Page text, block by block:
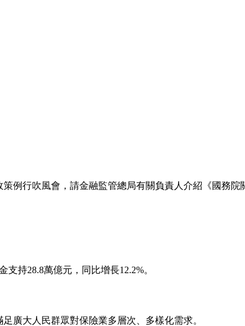
例行吹風會，請金融監管總局有關負責人介紹《國務
持28.8萬億元，同比增長12.2%。
廣大人民群眾對保險業多層次、多樣化需求。